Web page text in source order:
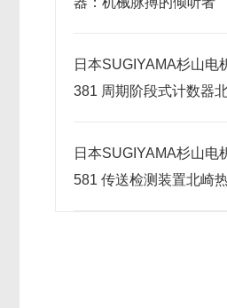
日本SUGIYAMA杉山电
381 周期阶段式计数器
日本SUGIYAMA杉山电
581 传送检测装置北崎